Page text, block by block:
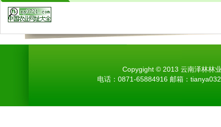
Copygight © 2013 云南泽林林
电话：0871-65884916 邮箱：